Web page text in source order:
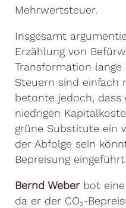
Mehrwertsteuer.
Insgesamt
Erzählung von
Transformation lange
Steuern sind einfach
betonte jedoch, dass
niedrigen
grüne Substitute ein
der Abfolge sein
Bepreisung
Bernd Weberbot eine
da er der CO₂-